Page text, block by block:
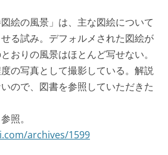
絵の風景」は、主な図絵について
る試み。デフォルメされた図絵が
おりの風景はほとんど写せない。
の写真として撮影している。解説
ので、図書を参照していただきた
参照。
archives/1599